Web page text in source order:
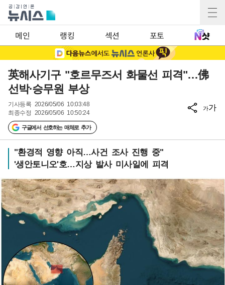
메인 랭킹 섹션 포토
英해사기구 "호르무즈서 화물선 피격"…佛
선박·승무원 부상
기사등록 2026/05/06 10:03:48
최종수정 2026/05/06 10:50:24
구글에서 선호하는 매체로 추가
가가
"환경적 영향 아직…사건 조사 진행 중"
'생안토니오'호…지상 발사 미사일에 피격